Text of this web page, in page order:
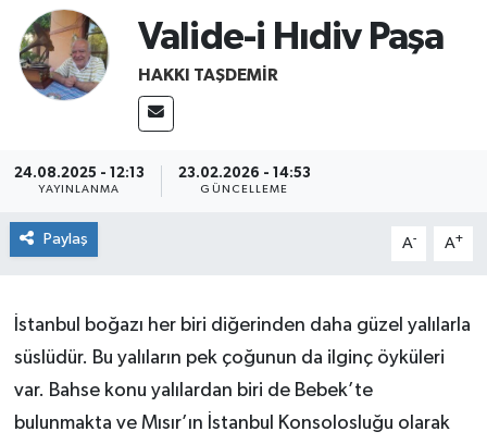
Valide-i Hıdiv Paşa
HAKKI TAŞDEMIR
24.08.2025 - 12:13
YAYINLANMA
23.02.2026 - 14:53
GÜNCELLEME
Paylaş A- A+
İstanbul boğazı her biri diğerinden daha güzel yalılarla
süslüdür. Bu yalıların pek çoğunun da ilginç öyküleri
var. Bahse konu yalılardan biri de Bebek’te
bulunmakta ve Mısır’ın İstanbul Konsolosluğu olarak
Tüm Manşetler
Son Dakika Haberleri
Haber Arşivi